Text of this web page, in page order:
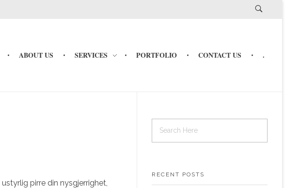
ABOUT US SERVICES PORTFOLIO CONTACT US .
pirre din nysgjerrighet,
RECENT POSTS